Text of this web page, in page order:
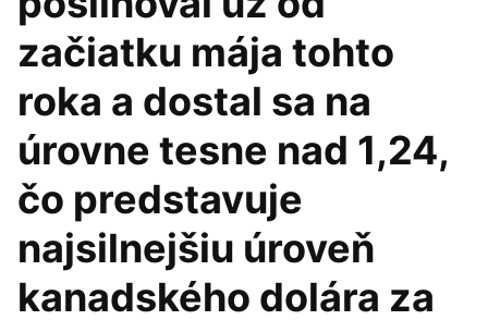
začiatku mája tohto
roka a dostal sa na
úrovne tesne nad 1,24,
čo predstavuje
najsilnejšiu úroveň
kanadského dolára za